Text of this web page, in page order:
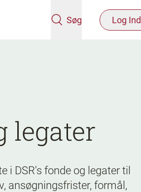
Søg Log Ind
legater
i DSR's fonde og legater til
ansøgningsfrister, formål,